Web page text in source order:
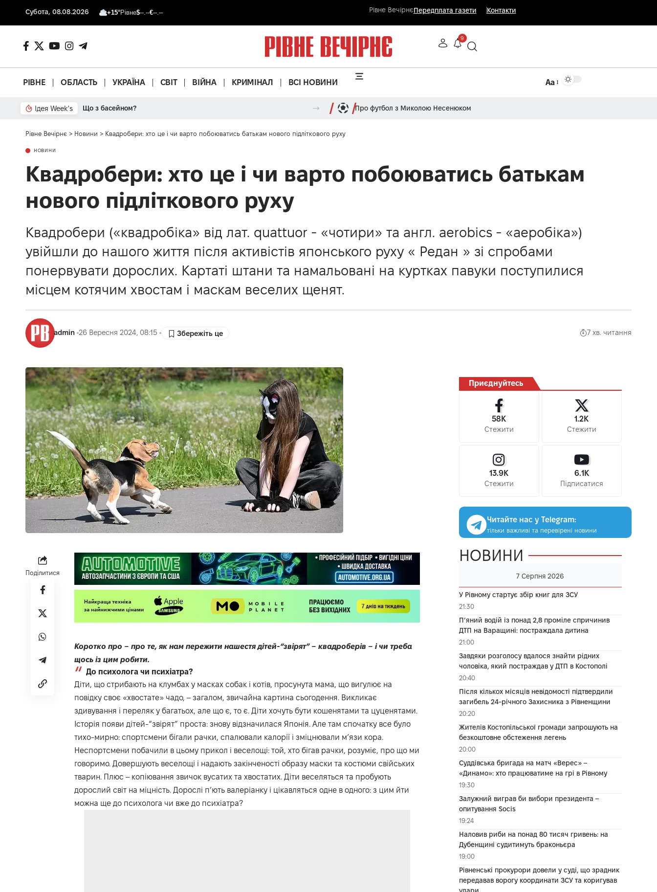
Субота, 08.08.2026 +15°Рівне$--.--€--.-- Рівне ВечірнєПередплата газети Контакти
9
РІВНЕ ОБЛАСТЬ УКРАЇНА СВІТ ВІЙНА КРИМІНАЛ ВСІ НОВИНИ Аа
Ідея Week's Від паркану до картонки Про футбол з Миколою Несенюком
Рівне Вечірнє > Новини > Квадробери: хто це і чи варто побоюватись батькам нового підліткового руху
НОВИНИ
Квадробери: хто це і чи варто побоюватись батькам
нового підліткового руху
Квадробери («квадробіка» від лат. quattuor - «чотири» та англ. aerobics - «аеробіка»)
увійшли до нашого життя після активістів японського руху « Редан » зі спробами
понервувати дорослих. Картаті штани та намальовані на куртках павуки поступилися
місцем котячим хвостам і маскам веселих щенят.
admin 26 Вересня 2024, 08:15 7 хв. читання
Поділитися
Коротко про – про те, як нам пережити нашестя дітей-“звірят” – квадроберів – і чи треба
щось із цим робити.
До психолога чи психіатра?
Діти, що стрибають на клумбах у масках собак і котів, просунута мама, що вигулює на
повідку своє «хвостате» чадо, – загалом, звичайна картина сьогодення. Викликає
здивування і переляк у багатьох, але що є, то є. Діти хочуть бути кошенятами та цуценятами.
Історія появи дітей-“звірят” проста: знову відзначилася Японія. Але там спочатку все було
тихо-мирно: спортсмени бігали рачки, спалювали калорії і зміцнювали м’язи кора.
Неспортсмени побачили в цьому прикол і веселощі: той, хто бігав рачки, розуміє, про що ми
говоримо. Довершують веселощі і надають закінченості образу маски та костюми свійських
тварин. Плюс – копіювання звичок вусатих та хвостатих. Діти веселяться та пробують
дорослий світ на міцність. Дорослі п’ють валеріанку і цікавляться одне в одного: з цим йти
можна ще до психолога чи вже до психіатра?
Приєднуйтесь
58K
Стежити
1.2K
Стежити
13.9K
Стежити
6.1K
Підписатися
Читайте нас у Telegram:
тільки важливі та перевірені новини
НОВИНИ
7 Серпня 2026
У Рівному стартує збір книг для ЗСУ
21:30
П’яний водій із понад 2,8 проміле спричинив
ДТП на Варащині: постраждала дитина
21:00
Завдяки розголосу вдалося знайти рідних
чоловіка, який постраждав у ДТП в Костополі
20:40
Після кількох місяців невідомості підтвердили
загибель 24-річного Захисника з Рівненщини
20:20
Жителів Костопільської громади запрошують на
безкоштовне обстеження легень
20:00
Суддівська бригада на матч «Верес» –
«Динамо»: хто працюватиме на грі в Рівному
19:30
Залужний виграв би вибори президента –
опитування Socis
19:24
Наловив риби на понад 80 тисяч гривень: на
Дубенщині судитимуть браконьєра
19:00
Рівненські прокурори довели у суді, що зрадник
передавав ворогу координати ЗСУ та коригував
удари